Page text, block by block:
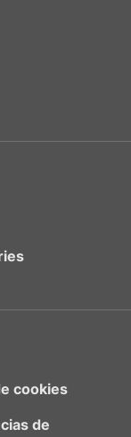
cookies
de